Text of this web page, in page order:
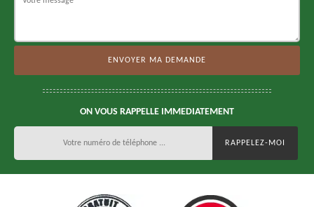
ON VOUS RAPPELLE IMMEDIATEMENT